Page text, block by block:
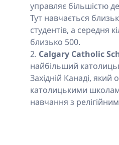
управляє більшістю
Тут навчається
студентів, а середня
близько 500.
Calgary Catholic
найбільший
Західній Канаді, який
католицькими
навчання з